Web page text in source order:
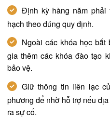
Định kỳ hàng năm
hạch theo đúng quy định.
Ngoài các khóa học bắt
gia thêm các khóa đào tạo
bảo vệ.
Giữ thông tin liên lạc
phương để nhờ hỗ trợ nếu
ra sự cố.